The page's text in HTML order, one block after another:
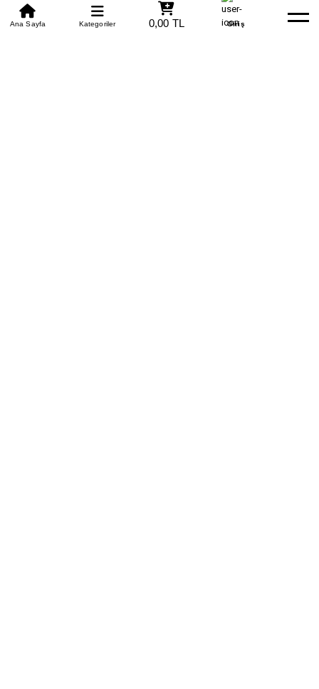
0850 305 09 70
Beden Tablosu Banka Hesapları Whatsapp Yardım
Ana Sayfa Kategoriler 0,00 TL Giriş